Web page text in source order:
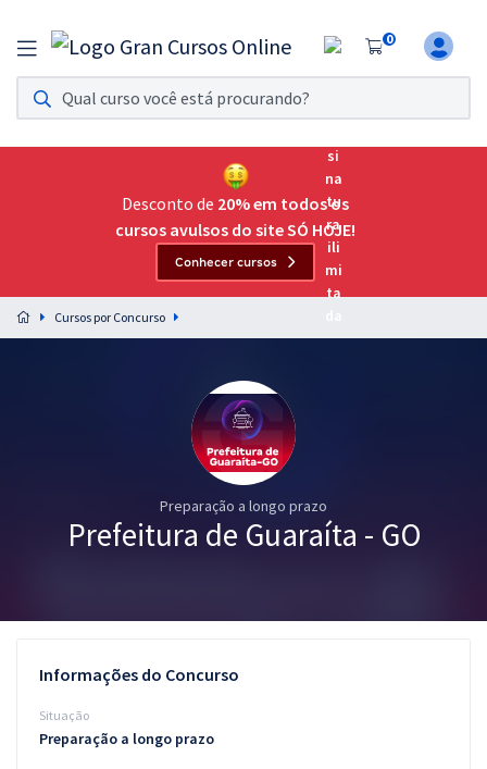
0
Assinatura Ilimitada 11
Acesso a todos os cursos. Teste grátis por 7 dias!
Assinatura OAB Até Passar
Acesso ilimitado a toda preparação para o Exame da
Preparação completa e intensiva para as principais
residências em saúde do Brasil
Graduação
Questões grátis
Desconto de 20% em todos os
cursos avulsos do site SÓ HOJE!
Conhecer cursos
Cursos por Concurso
Preparação a longo prazo
Prefeitura de Guaraíta - GO
Informações do Concurso
Situação
Preparação a longo prazo